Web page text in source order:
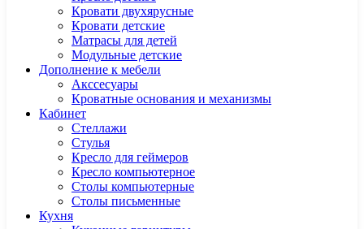
Кровати двухярусные
Кровати детские
Матрасы для детей
Модульные детские
Дополнение к мебели
Акссесуары
Кроватные основания и механизмы
Кабинет
Cтеллажи
Cтулья
Кресло для геймеров
Кресло компьютерное
Столы компьютерные
Столы письменные
Кухня